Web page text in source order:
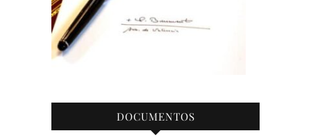
DOCUMENTOS